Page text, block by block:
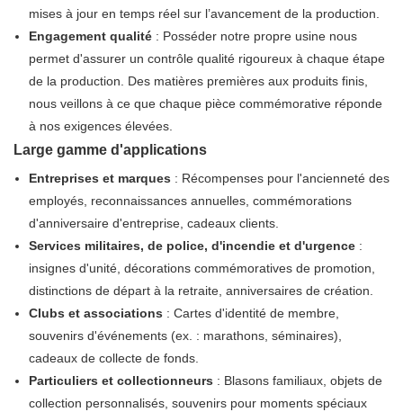
mises à jour en temps réel sur l’avancement de la production.
Engagement qualité: Posséder notre propre usine nous
permet d'assurer un contrôle qualité rigoureux à chaque étape
de la production. Des matières premières aux produits finis,
nous veillons à ce que chaque pièce commémorative réponde
à nos exigences élevées.
Large gamme d'applications
Entreprises et marques : Récompenses pour l'ancienneté des
employés, reconnaissances annuelles, commémorations
d'anniversaire d'entreprise, cadeaux clients.
Services militaires, de police, d'incendie et d'urgence:
insignes d'unité, décorations commémoratives de promotion,
distinctions de départ à la retraite, anniversaires de création.
Clubs et associations : Cartes d'identité de membre,
souvenirs d'événements (ex. : marathons, séminaires),
cadeaux de collecte de fonds.
Particuliers et collectionneurs : Blasons familiaux, objets de
collection personnalisés, souvenirs pour moments spéciaux